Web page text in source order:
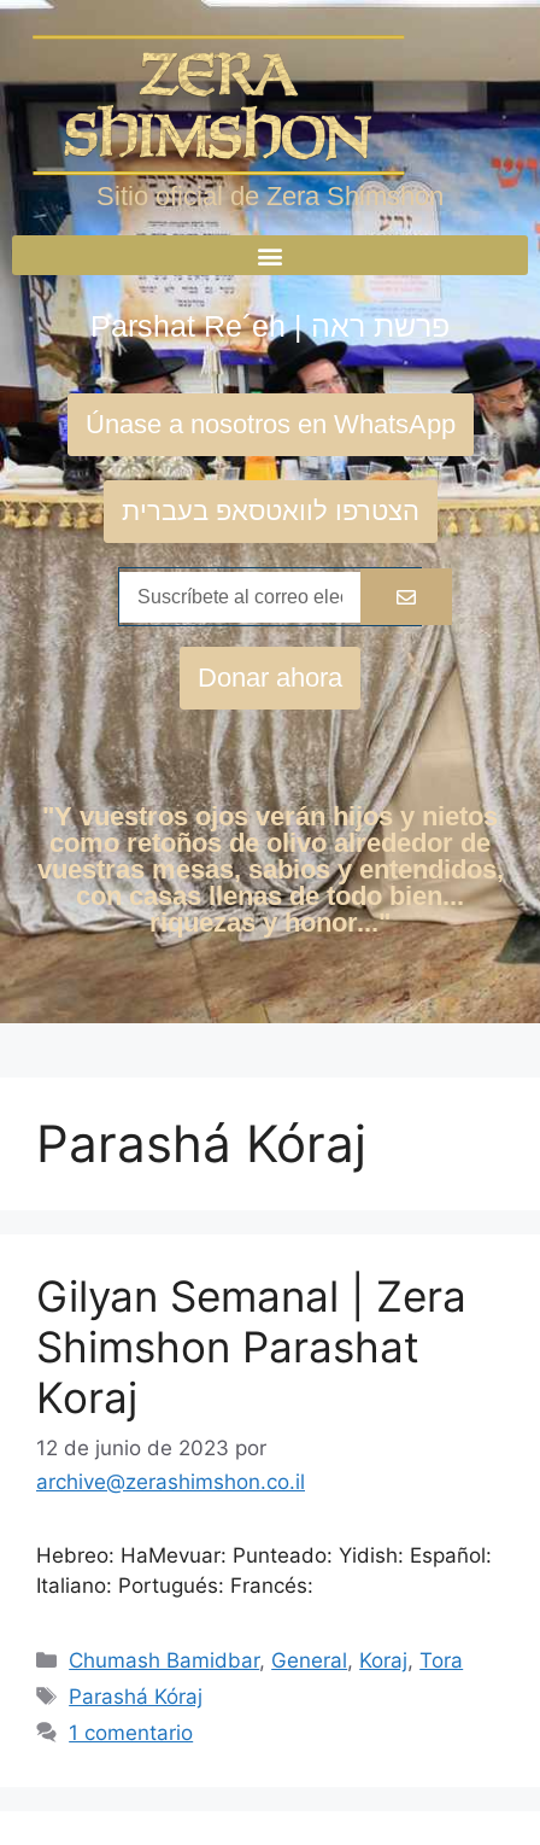
Sitio oficial de Zera Shimshon
Parshat Re´eh | פרשת ראה
Únase a nosotros en WhatsApp
הצטרפו לוואטסאפ בעברית
Donar ahora
"Y vuestros ojos verán hijos y nietos
como retoños de olivo alrededor de
vuestras mesas, sabios y entendidos,
con casas llenas de todo bien...
riquezas y honor..."
Parashá Kóraj
Gilyan Semanal | Zera
Shimshon Parashat
Koraj
12 de junio de 2023 por
archive@zerashimshon.co.il
Hebreo: HaMevuar: Punteado: Yidish: Español:
Italiano: Portugués: Francés:
Chumash Bamidbar, General, Koraj,Tora
Parashá Kóraj
1 comentario